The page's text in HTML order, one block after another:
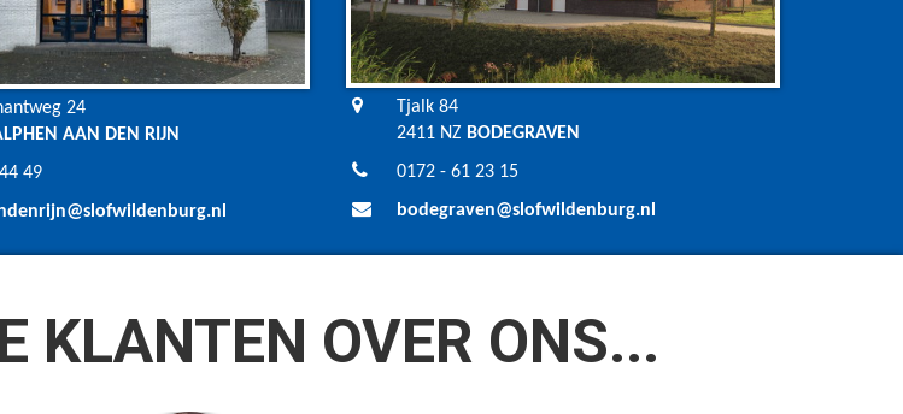
24
AAN DEN RIJN
49
Tjalk 84
2411 NZ BODEGRAVEN
0172 - 61 23 15
bodegraven@slofwildenburg.nl
KLANTEN OVER ONS...